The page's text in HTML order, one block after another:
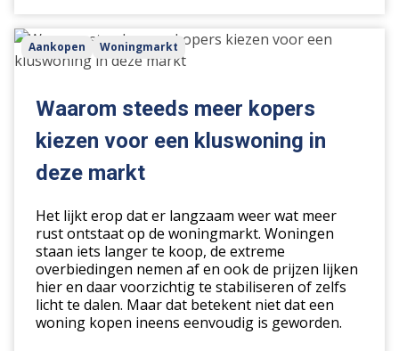
Waarom
steeds
kopers
voor
een
deze
markt
Aankopen Woningmarkt
Waarom steeds meer kopers
kiezen voor een kluswoning in
deze markt
Het lijkt erop dat er langzaam weer wat meer
rust ontstaat op de woningmarkt. Woningen
staan iets langer te koop, de extreme
overbiedingen nemen af en ook de prijzen lijken
hier en daar voorzichtig te stabiliseren of zelfs
licht te dalen. Maar dat betekent niet dat een
woning kopen ineens eenvoudig is geworden.